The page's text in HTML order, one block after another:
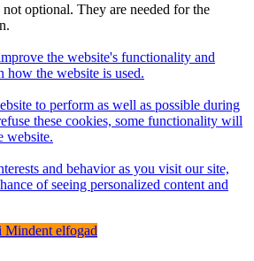
not optional. They are needed for the
the website's functionality and
how the website is used.
to perform as well as possible during
these cookies, some functionality will
website.
and behavior as you visit our site,
of seeing personalized content and
Mindent elfogad